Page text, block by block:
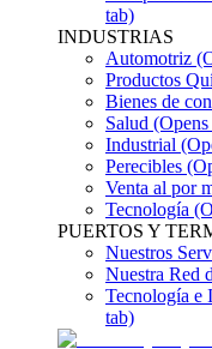
tab)
INDUSTRIAS
Automotriz
Productos
Bienes de
Salud
Industrial
Perecibles
Venta al por
Tecnología
PUERTOS Y
Nuestros
Nuestra Red
Tecnología e
tab)